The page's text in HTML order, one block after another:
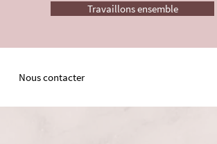
Travaillons ensemble
Nous contacter